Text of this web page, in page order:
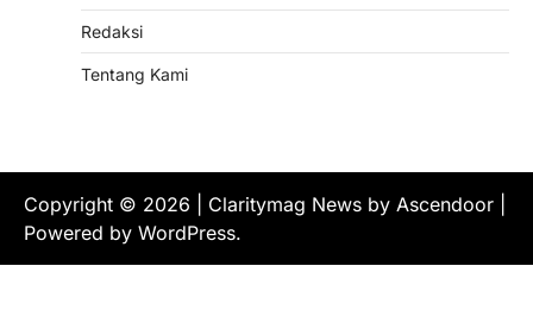
Redaksi
Tentang Kami
Copyright © 2026 | Claritymag News by Ascendoor
Powered by WordPress.